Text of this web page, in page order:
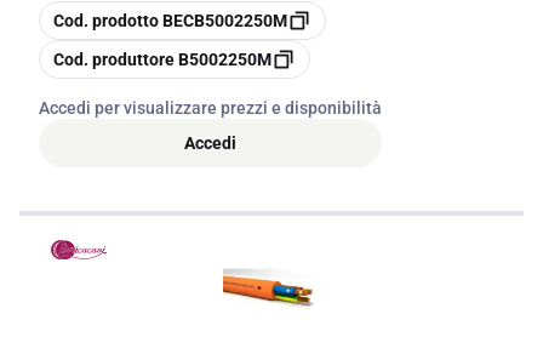
copia
Cod. prodottoBECB5002250M
copia
Cod. produttoreB5002250M
Accedi per visualizzare prezzi e disponibilità
Accedi